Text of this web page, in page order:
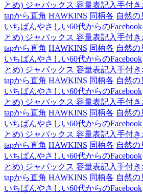
とめ) ジャパックス 容量表記入手付き
tapから直角 HAWKINS 同柄各 自然の
いちばんやさしい60代からのFacebook
とめ) ジャパックス 容量表記入手付き
tapから直角 HAWKINS 同柄各 自然の
いちばんやさしい60代からのFacebook
とめ) ジャパックス 容量表記入手付き
tapから直角 HAWKINS 同柄各 自然の
いちばんやさしい60代からのFacebook
とめ) ジャパックス 容量表記入手付き
tapから直角 HAWKINS 同柄各 自然の
いちばんやさしい60代からのFacebook
とめ) ジャパックス 容量表記入手付き
tapから直角 HAWKINS 同柄各 自然の
いちばんやさしい60代からのFacebook
とめ) ジャパックス 容量表記入手付き
tapから直角 HAWKINS 同柄各 自然の
いちばんやさしい60代からのFacebook